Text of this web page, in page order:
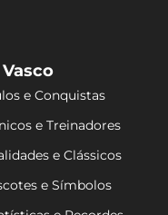
e Conquistas
e Treinadores
e Clássicos
e Símbolos